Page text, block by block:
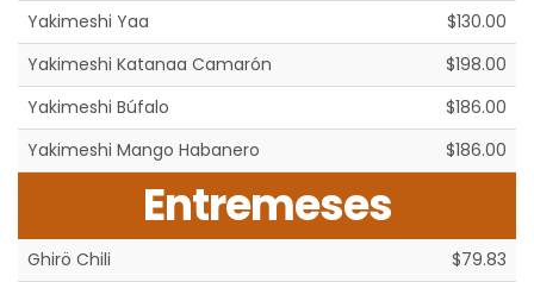
Yakimeshi Yaa
$130.00
Yakimeshi Katanaa Camarón
$198.00
Yakimeshi Búfalo
$186.00
Yakimeshi Mango Habanero
$186.00
Entremeses
Ghirö Chili $79.83